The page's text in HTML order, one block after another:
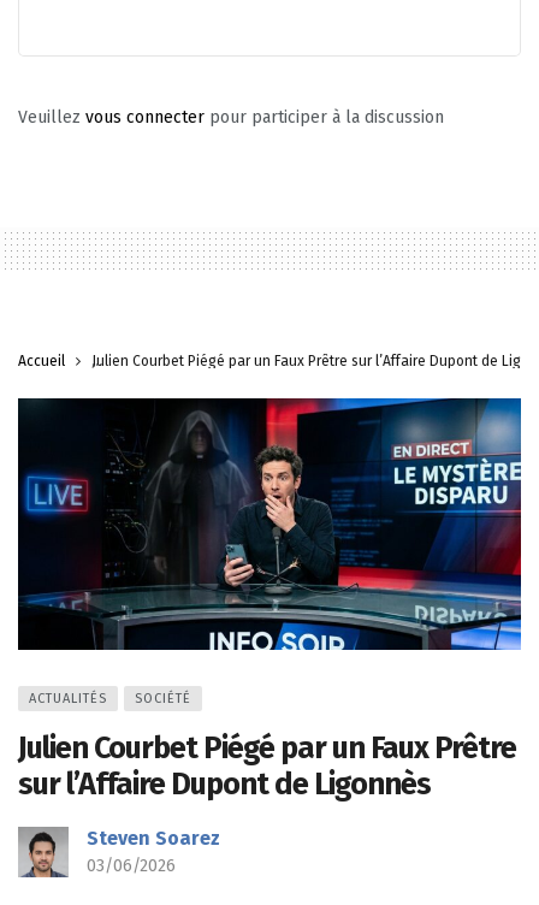
Veuillez vous connecter pour participer à la discussion
Accueil Julien Courbet Piégé par un Faux Prêtre sur l’Affaire Dupont de
ACTUALITÉS SOCIÉTÉ
Julien Courbet Piégé par un Faux Prêtre
sur l’Affaire Dupont de Ligonnès
Steven Soarez
03/06/2026